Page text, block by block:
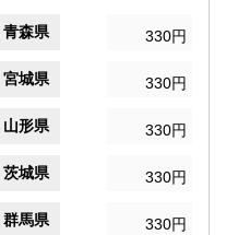
青森県 330円
宮城県 330円
山形県 330円
茨城県 330円
群馬県 330円